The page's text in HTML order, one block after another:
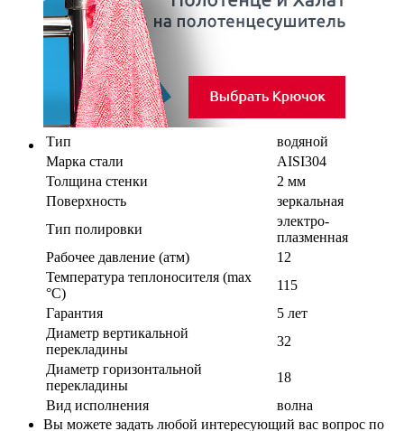
Тип
водяной
Марка стали
AISI304
Толщина стенки
2 мм
Поверхность
зеркальная
Тип полировки
электро-
плазменная
Рабочее давление (атм)
12
Температура теплоносителя (max
°C)
115
Гарантия
5 лет
Диаметр вертикальной
перекладины
32
Диаметр горизонтальной
перекладины
18
Вид исполнения
волна
Вы можете задать любой интересующий вас вопрос по